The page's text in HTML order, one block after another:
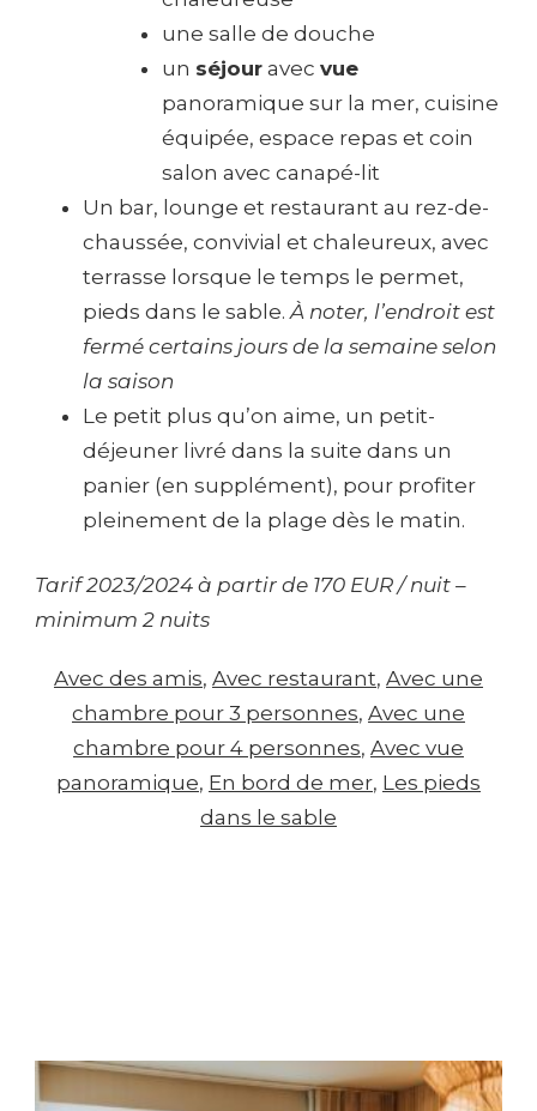
une salle de douche
un séjouravec vue
panoramique sur la mer, cuisine
équipée, espace repas et coin
salon avec canapé-lit
Un bar, lounge et restaurant au rez-de-
chaussée, convivial et chaleureux, avec
terrasse lorsque le temps le permet,
pieds dans le sable. À noter, l’endroit est
fermé certains jours de la semaine selon
la saison
Le petit plus qu’on aime, un petit-
déjeuner livré dans la suite dans un
panier (en supplément), pour profiter
pleinement de la plage dès le matin.
Tarif 2023/2024 à partir de 170 EUR / nuit –
minimum 2 nuits
Avec des amis, Avec restaurant, Avec une
chambre pour 3 personnes, Avec une
chambre pour 4 personnes, Avec vue
panoramique, En bord de mer, Les pieds
dans le sable